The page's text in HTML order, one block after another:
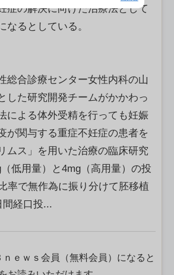
症の解決に向けた治療法として
なるとしている。
総合診療センター女性内科の山
した研究開発チームがかかわっ
による体外受精を行っても妊娠
が関与する重症不妊症の患者を
ムス」を用いた治療の臨床研究
低用量）と4mg（高用量）の投
率で無作為に振り分けて胚移植
間経口投...
ｅｗｓ会員（無料会員）になると